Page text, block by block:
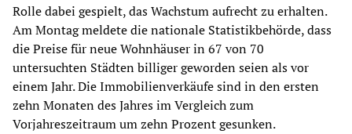
Rolle dabei gespielt, das Wachstum aufrecht zu erhalten.
Am Montag meldete die nationale Statistikbehörde, dass
die Preise für neue Wohnhäuser in 67 von 70
untersuchten Städten billiger geworden seien als vor
einem Jahr. Die Immobilienverkäufe sind in den ersten
zehn Monaten des Jahres im Vergleich zum
Vorjahreszeitraum um zehn Prozent gesunken.